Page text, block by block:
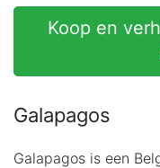
Koop en
Galapagos
Galapagos is een